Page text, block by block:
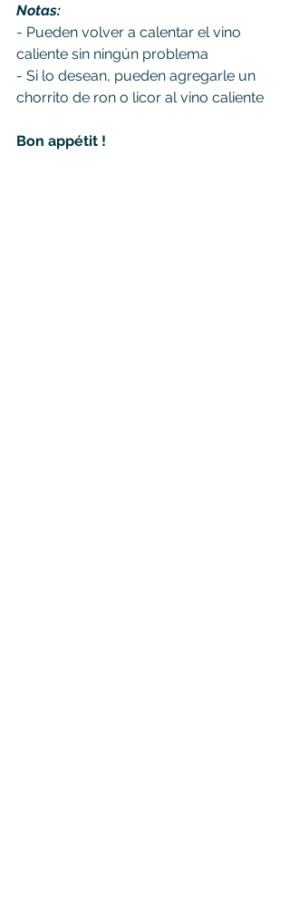
Notas:
- Pueden volver a calentar el vino
caliente sin ningún problema
- Si lo desean, pueden agregarle un
chorrito de ron o licor al vino caliente
Bon appétit !